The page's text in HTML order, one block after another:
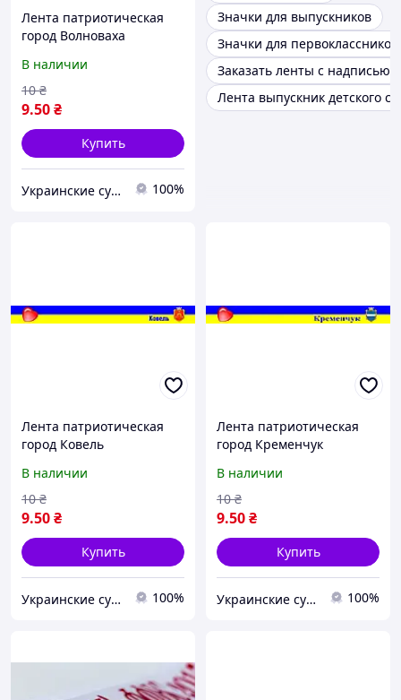
Лента патриотическая
город Волноваха
В наличии
9.50₴
10 ₴
Купить
Украинские сувениры 100%
Значки для выпускников
Значки для
Заказать ленты с надписью
Лента выпускник детского
Лента патриотическая
город Ковель
В наличии
9.50₴
10 ₴
Купить
Украинские сувениры 100%
Лента патриотическая
город Кременчук
В наличии
9.50₴
10 ₴
Купить
Украинские сувениры 100%